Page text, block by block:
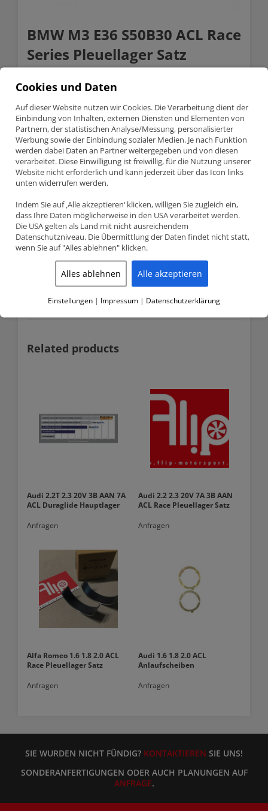
BMW M3 E36 S50B30 ACL Race
Series Pleuellager Satz
BMW
M3
E36
S50B30
ACL
Race
Series
Pleuellager
Satz
quantity
SKU:6B1515HX-STD
Categories:ACL Lager,BMW,Lagerschalen
Description
Description
BMW M3 E36 S50B30 ACL RACE SERIES
PLEUELLAGER SATZ
Teilenummer 6B1515HX-STD (+0.001″ extra Spiel)
ACL Race Series Pleuellager Satz
BMW M3 E36 – 3.0 (S50B30)
Related products
Audi 2.2T 2.3 20V 3B AAN 7A
ACL Duraglide Hauptlager
Anfragen
Audi 2.2 2.3 20V 7A 3B AAN
ACL Race Pleuellager Satz
Anfragen
Alfa Romeo 1.6 1.8 2.0 ACL
Race Pleuellager Satz
Anfragen
Audi 1.6 1.8 2.0 ACL
Anlaufscheiben
Anfragen
SIE WURDEN NICHT FÜNDIG? KONTAKTIEREN SIE UNS!
SONDERANFERTIGUNGEN ODER AUCH PLANUNGEN AUF
ANFRAGE.
Cookies und Daten
Auf dieser Website nutzen wir Cookies. Die Verarbeitung dient der
Einbindung von Inhalten, externen Diensten und Elementen von
Partnern, der statistischen Analyse/Messung, personalisierter
Werbung sowie der Einbindung sozialer Medien. Je nach Funktion
werden dabei Daten an Partner weitergegeben und von diesen
verarbeitet. Diese Einwilligung ist freiwillig, für die Nutzung unserer
Website nicht erforderlich und kann jederzeit über das Icon links
unten widerrufen werden.
Indem Sie auf ‚Alle akzeptieren‘ klicken, willigen Sie zugleich ein,
dass Ihre Daten möglicherweise in den USA verarbeitet werden.
Die USA gelten als Land mit nicht ausreichendem
Datenschutzniveau. Die Übermittlung der Daten findet nicht statt,
wenn Sie auf "Alles ablehnen" klicken.
Alles ablehnen Alle akzeptieren
Einstellungen | Impressum | Datenschutzerklärung